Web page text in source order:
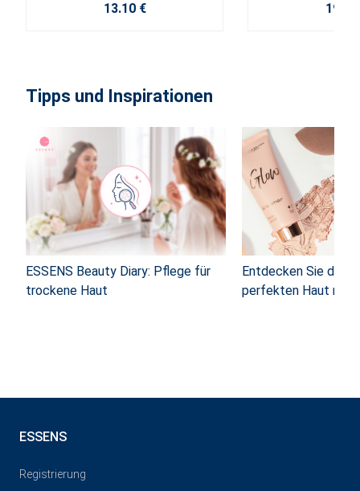
13.10 € 19.50
Tipps und Inspirationen
ESSENS Beauty Diary: Pflege für
trockene Haut
Entdecken Sie die
perfekten Haut mit
ESSENS
Registrierung